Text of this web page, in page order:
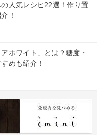
人気レシピ22選！作り置
！
ホワイト」とは？糖度・
めも紹介！